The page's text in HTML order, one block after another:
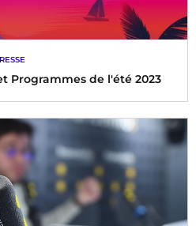
Programmes de l'été 2023